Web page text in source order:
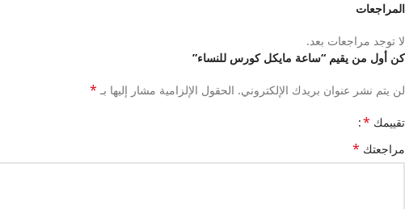
المراجعات
لا توجد مراجعات بعد.
كن أول من يقيم “ساعة مايكل كورس للنساء”
لن يتم نشر عنوان بريدك الإلكتروني. الحقول الإلزامية مشار إليها بـ *
تقييمك *
مراجعتك *